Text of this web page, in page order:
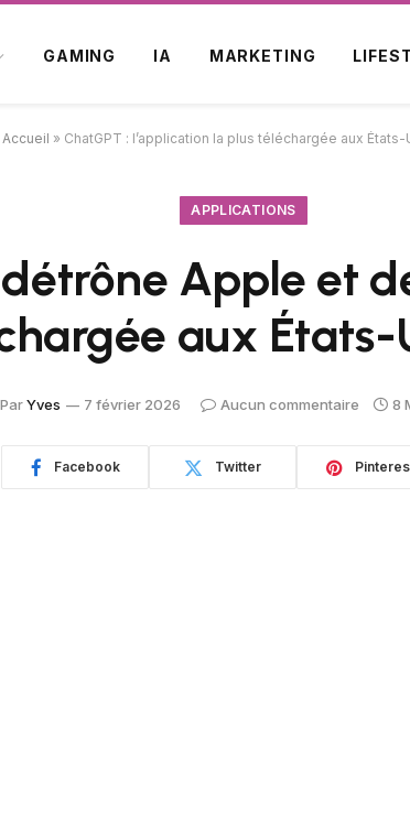
GAMING IA MARKETING
Accueil » ChatGPT : l’application la plus téléchargée aux
APPLICATIONS
Apple et
aux États-
Par Yves 7 février 2026 Aucun commentaire 8
Facebook Twitter